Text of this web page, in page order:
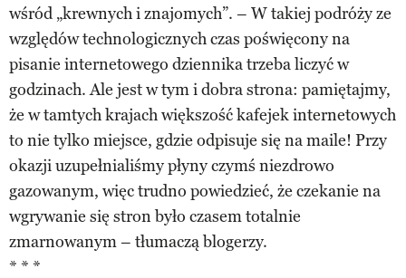
wśród „krewnych i znajomych”. – W takiej podróży ze
względów technologicznych czas poświęcony na
pisanie internetowego dziennika trzeba liczyć w
godzinach. Ale jest w tym i dobra strona: pamiętajmy,
że w tamtych krajach większość kafejek internetowych
to nie tylko miejsce, gdzie odpisuje się na maile! Przy
okazji uzupełnialiśmy płyny czymś niezdrowo
gazowanym, więc trudno powiedzieć, że czekanie na
wgrywanie się stron było czasem totalnie
zmarnowanym – tłumaczą blogerzy.
* * *